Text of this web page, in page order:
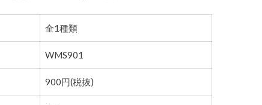
全1種類
WMS901
900円(税抜)